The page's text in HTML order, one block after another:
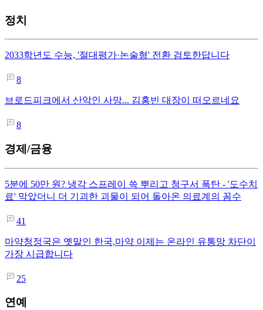
정치
2033학년도 수능, '절대평가·논술형' 전환 검토한답니다
8
브로드피크에서 산악인 사망... 김홍빈 대장이 떠오르네요
8
경제/금융
5분에 50만 원? 냉각 스프레이 쓱 뿌리고 청구서 폭탄 - '도수치
료' 막았더니 더 기괴한 괴물이 되어 돌아온 의료계의 꼼수
41
마약청정국은 옛말인 한국,마약 이제는 온라인 유통망 차단이
가장 시급합니다
25
연예